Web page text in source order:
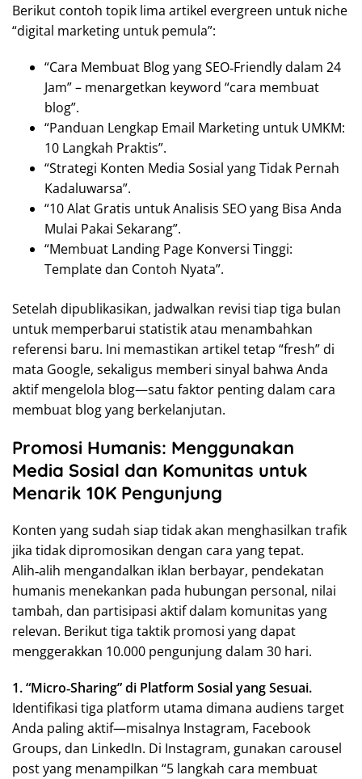
Berikut contoh topik lima artikel evergreen untuk niche
“digital marketing untuk pemula”:
“Cara Membuat Blog yang SEO‑Friendly dalam 24
Jam” – menargetkan keyword “cara membuat
blog”.
“Panduan Lengkap Email Marketing untuk UMKM:
10 Langkah Praktis”.
“Strategi Konten Media Sosial yang Tidak Pernah
Kadaluwarsa”.
“10 Alat Gratis untuk Analisis SEO yang Bisa Anda
Mulai Pakai Sekarang”.
“Membuat Landing Page Konversi Tinggi:
Template dan Contoh Nyata”.
Setelah dipublikasikan, jadwalkan revisi tiap tiga bulan
untuk memperbarui statistik atau menambahkan
referensi baru. Ini memastikan artikel tetap “fresh” di
mata Google, sekaligus memberi sinyal bahwa Anda
aktif mengelola blog—satu faktor penting dalam cara
membuat blog yang berkelanjutan.
Promosi Humanis: Menggunakan
Media Sosial dan Komunitas untuk
Menarik 10K Pengunjung
Konten yang sudah siap tidak akan menghasilkan trafik
jika tidak dipromosikan dengan cara yang tepat.
Alih‑alih mengandalkan iklan berbayar, pendekatan
humanis menekankan pada hubungan personal, nilai
tambah, dan partisipasi aktif dalam komunitas yang
relevan. Berikut tiga taktik promosi yang dapat
menggerakkan 10.000 pengunjung dalam 30 hari.
1. “Micro‑Sharing” di Platform Sosial yang Sesuai.
Identifikasi tiga platform utama dimana audiens target
Anda paling aktif—misalnya Instagram, Facebook
Groups, dan LinkedIn. Di Instagram, gunakan carousel
post yang menampilkan “5 langkah cara membuat